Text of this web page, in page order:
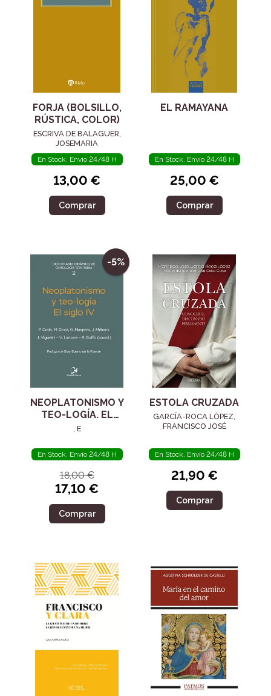
FORJA (BOLSILLO,
RÚSTICA, COLOR)
ESCRIVA DE BALAGUER,
JOSEMARIA
En Stock. Envío 24/48 H
13,00 €
Comprar
EL RAMAYANA
En Stock. Envío 24/48 H
25,00 €
Comprar
-5%
NEOPLATONISMO Y
TEO-LOGÍA. EL
SIGLO IV
, E
En Stock. Envío 24/48 H
18,00 €
17,10 €
Comprar
ESTOLA CRUZADA
GARCÍA-ROCA LÓPEZ,
FRANCISCO JOSÉ
En Stock. Envío 24/48 H
21,90 €
Comprar